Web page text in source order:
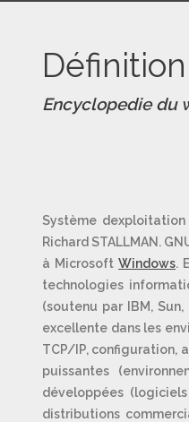
Encyclopedie du
Système
Richard STALLMAN.
à MicrosoftWindows.
technologies
(soutenu par IBM,
excellente dans les
TCP/IP, configuration,
puissantes
développées
distributions